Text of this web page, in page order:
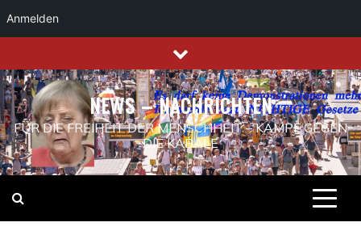
Anmelden
to
content
NEWS – NACHRICHTEN
FÜR DIE FREIHEIT DER MENSCHHEIT – KAMPF GEGEN
DIE KABALE